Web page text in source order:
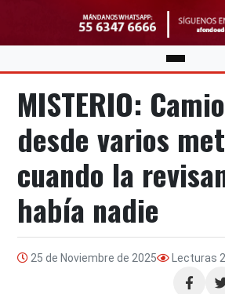
MISTERIO:
desde varios
cuando la
había nadie
25 de Noviembre de 2025 Lecturas
Compartir